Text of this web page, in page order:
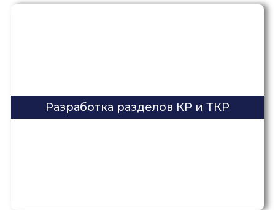
Разработка разделов КР и ТКР